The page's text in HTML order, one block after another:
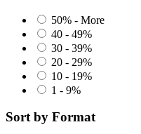
50% - More
40 - 49%
30 - 39%
20 - 29%
10 - 19%
1 - 9%
Sort by Format